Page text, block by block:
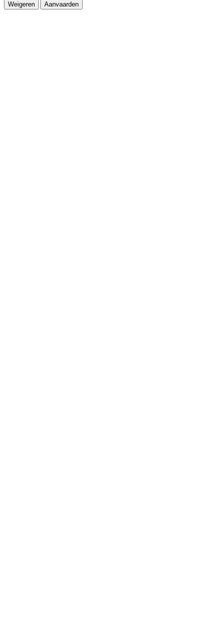
Weigeren Aanvaarden